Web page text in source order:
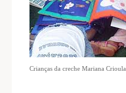
Crianças da creche Mariana Crioula